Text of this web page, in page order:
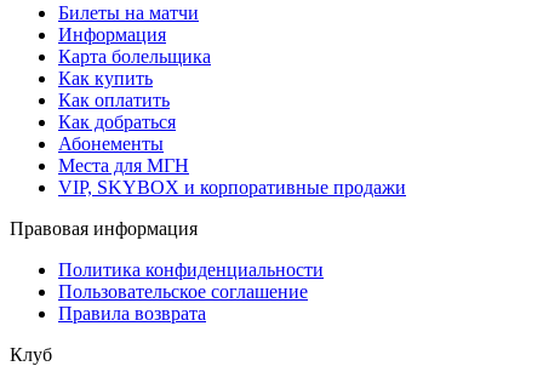
Билеты на матчи
Информация
Карта болельщика
Как купить
Как оплатить
Как добраться
Абонементы
Места для МГН
VIP, SKYBOX и корпоративные продажи
Правовая информация
Политика конфиденциальности
Пользовательское соглашение
Правила возврата
Клуб